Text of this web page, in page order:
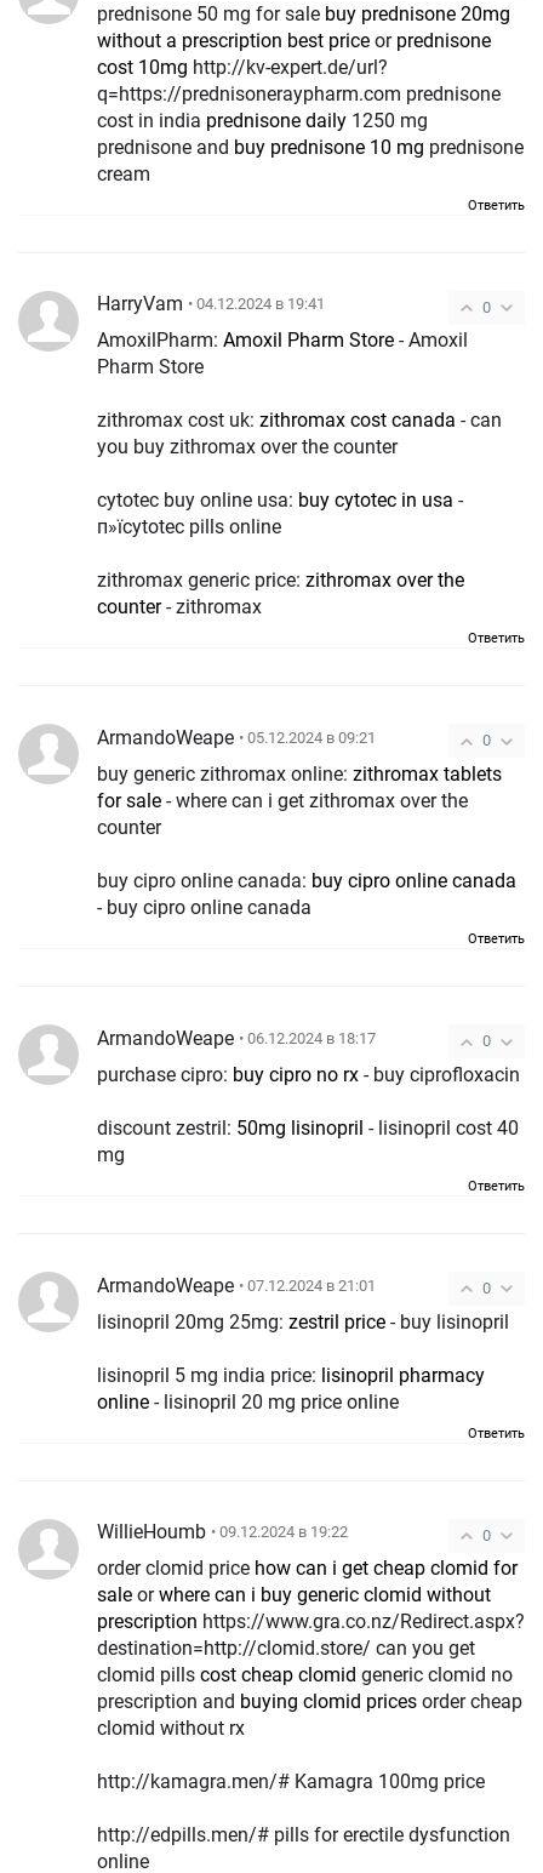
prednisone 50 mg for sale buy prednisone 20mg
without a prescription best price or prednisone
cost 10mg
q=https://prednisoneraypharm.com prednisone
cost in india prednisone daily 1250 mg
prednisone and buy prednisone 10 mg prednisone
cream
Ответить
0
HarryVam • 04.12.2024 в 19:41
AmoxilPharm: Amoxil Pharm Store - Amoxil
Pharm Store
zithromax cost uk: zithromax cost canada - can
you buy zithromax over the counter
cytotec buy online usa: buy cytotec in usa -
п»їcytotec pills online
zithromax generic price: zithromax over the
counter- zithromax
Ответить
0
ArmandoWeape • 05.12.2024 в 09:21
buy generic zithromax online: zithromax tablets
for sale - where can i get zithromax over the
counter
buy cipro online canada: buy cipro online canada
- buy cipro online canada
Ответить
0
ArmandoWeape • 06.12.2024 в 18:17
purchase cipro: buy cipro no rx - buy ciprofloxacin
discount zestril: 50mg lisinopril - lisinopril cost 40
mg
Ответить
0
ArmandoWeape • 07.12.2024 в 21:01
lisinopril 20mg 25mg: zestril price - buy lisinopril
lisinopril 5 mg india price: lisinopril pharmacy
online - lisinopril 20 mg price online
Ответить
0
WillieHoumb • 09.12.2024 в 19:22
order clomid price how can i get cheap clomid for
sale orwhere can i buy generic clomid without
prescription
destination=http://clomid.store/ can you get
clomid pills cost cheap clomid generic clomid no
prescription and buying clomid prices order cheap
clomid without rx
http://kamagra.men/# Kamagra 100mg price
http://edpills.men/# pills for erectile dysfunction
online